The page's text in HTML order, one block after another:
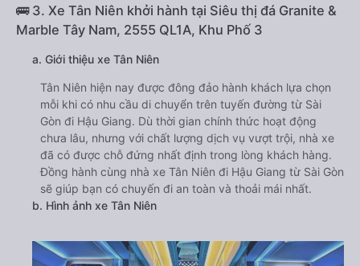
🚌 3. Xe Tân Niên khởi hành tại Siêu thị đá Granite &
Marble Tây Nam, 2555 QL1A, Khu Phố 3
a. Giới thiệu xe Tân Niên
Tân Niên hiện nay được đông đảo hành khách lựa chọn
mỗi khi có nhu cầu di chuyển trên tuyến đường từ Sài
Gòn đi Hậu Giang. Dù thời gian chính thức hoạt động
chưa lâu, nhưng với chất lượng dịch vụ vượt trội, nhà xe
đã có được chỗ đứng nhất định trong lòng khách hàng.
Đồng hành cùng nhà xe Tân Niên đi Hậu Giang từ Sài Gòn
sẽ giúp bạn có chuyến đi an toàn và thoải mái nhất.
b. Hình ảnh xe Tân Niên